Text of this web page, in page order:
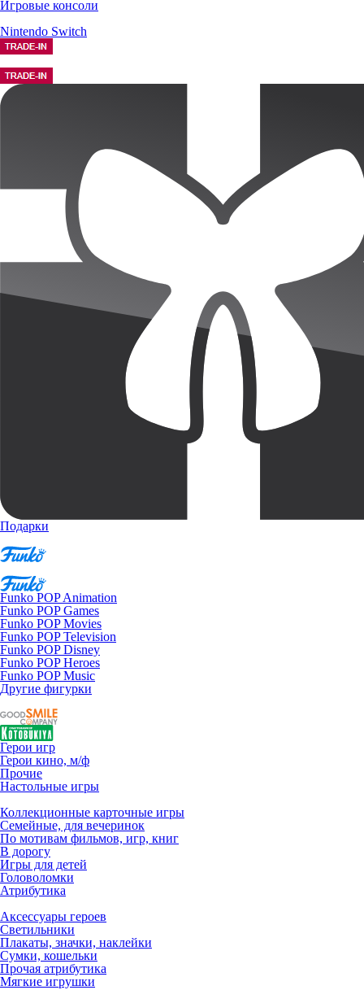
Игровые консоли
Nintendo Switch
Подарки
Funko POP Animation
Funko POP Games
Funko POP Movies
Funko POP Television
Funko POP Disney
Funko POP Heroes
Funko POP Music
Другие фигурки
Герои игр
Герои кино, м/ф
Прочие
Настольные игры
Коллекционные карточные игры
Семейные, для вечеринок
По мотивам фильмов, игр, книг
В дорогу
Игры для детей
Головоломки
Атрибутика
Аксессуары героев
Светильники
Плакаты, значки, наклейки
Сумки, кошельки
Прочая атрибутика
Мягкие игрушки